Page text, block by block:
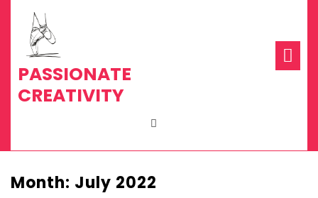
content
PASSIONATE
CREATIVITY
Month: July 2022